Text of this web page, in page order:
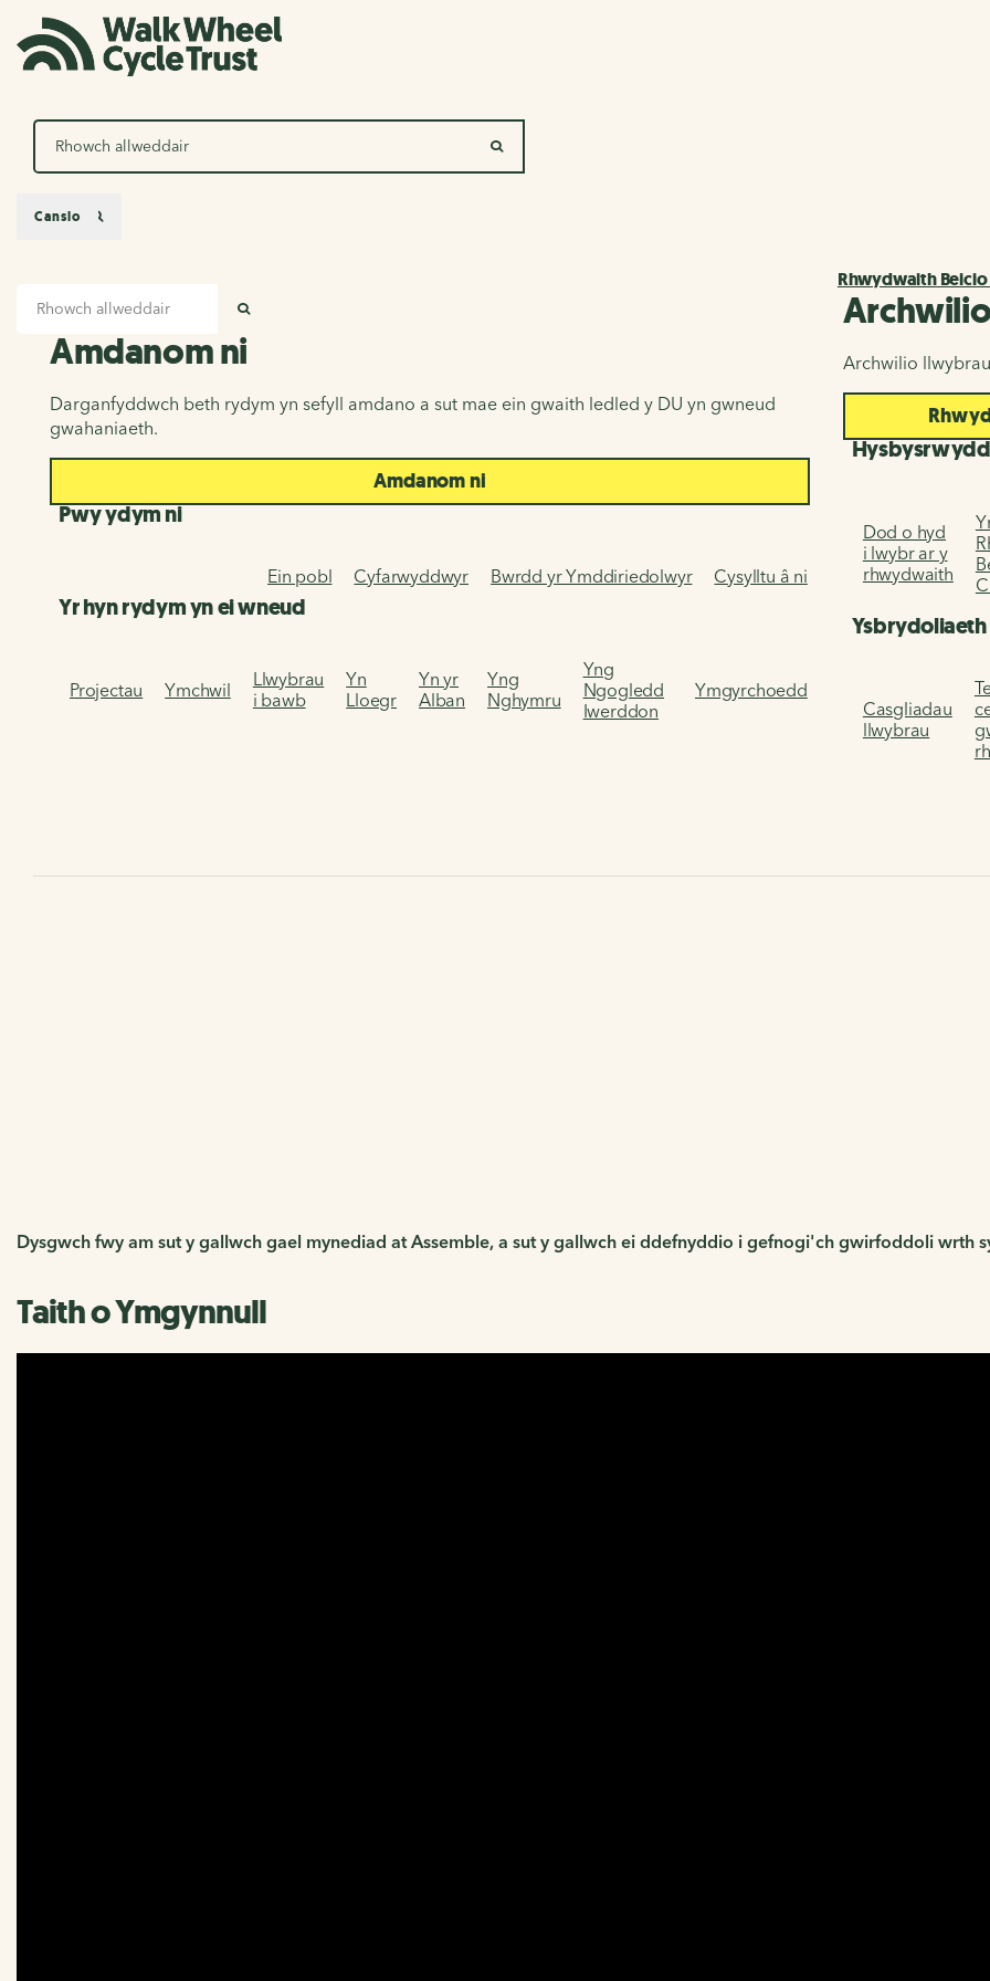
SEARCH
Chwilio
Amdanom ni
Amdanom ni
Darganfyddwch beth rydym yn sefyll amdano a sut mae ein gwaith ledled y DU yn gwneud
gwahaniaeth.
Amdanom ni
Pwy ydym ni
Ein pobl Cyfarwyddwyr Bwrdd yr Ymddiriedolwyr Cysylltu â ni
Yr hyn rydym yn ei wneud
Projectau Ymchwil
Llwybrau
i bawb
Yn
Lloegr
Yn yr
Alban
Yng
Nghymru
Yng
Ngogledd
Iwerddon
Ymgyrchoedd
Rhwydwaith
Archwilio
Archwilio
Hysbysrwydd
Dod o hyd
i lwybr ar y
rhwydwaith
Ysbrydoliaeth
Casgliadau
llwybrau
Canslo
Dysgwch fwy am sut y gallwch gael mynediad at Assemble, a sut y gallwch ei ddefnyddio i gefnogi'ch gwirfoddoli wrth
Taith o Ymgynnull